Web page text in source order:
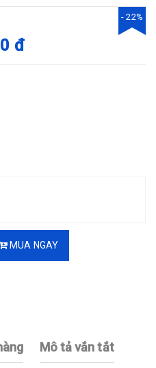
đ
- 22%
MUA NGAY
Mô tả vắn tắt